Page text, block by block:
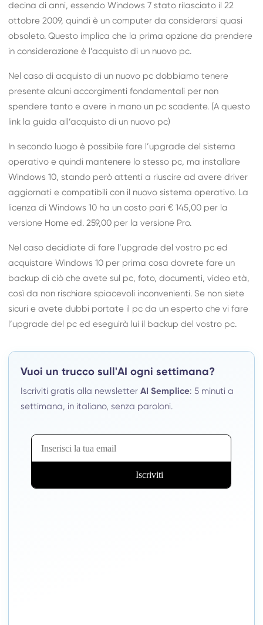
decina di anni, essendo Windows 7 stato rilasciato il 22
ottobre 2009, quindi è un computer da considerarsi quasi
obsoleto. Questo implica che la prima opzione da prendere
in considerazione è l’acquisto di un nuovo pc.
Nel caso di acquisto di un nuovo pc dobbiamo tenere
presente alcuni accorgimenti fondamentali per non
spendere tanto e avere in mano un pc scadente. (A questo
link la guida all’acquisto di un nuovo pc)
In secondo luogo è possibile fare l’upgrade del sistema
operativo e quindi mantenere lo stesso pc, ma installare
Windows 10, stando però attenti a riuscire ad avere driver
aggiornati e compatibili con il nuovo sistema operativo. La
licenza di Windows 10 ha un costo pari € 145,00 per la
versione Home ed. 259,00 per la versione Pro.
Nel caso decidiate di fare l’upgrade del vostro pc ed
acquistare Windows 10 per prima cosa dovrete fare un
backup di ciò che avete sul pc, foto, documenti, video età,
così da non rischiare spiacevoli inconvenienti. Se non siete
sicuri e avete dubbi portate il pc da un esperto che vi fare
l’upgrade del pc ed eseguirà lui il backup del vostro pc.
Vuoi un trucco sull'AI ogni settimana?
Iscriviti gratis alla newsletterAI Semplice: 5 minuti a
settimana, in italiano, senza paroloni.